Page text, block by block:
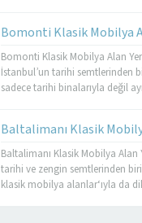
mobilya alan yerler, bu tür özel
değerlendirmek isteyenler için
seçenektir. Eğer siz de eski
Bomonti Klasik Mobilya
Bomonti Klasik Mobilya Alan
İstanbul’un tarihi semtlerinden
sadece tarihi binalarıyla değil
bir semt olup, bu semtte klasik
için birçok seçenek
mobilya...
Baltalimanı Klasik
Baltalimanı Klasik Mobilya Alan
tarihi ve zengin semtlerinden
klasik mobilya alanlar‘ıyla da